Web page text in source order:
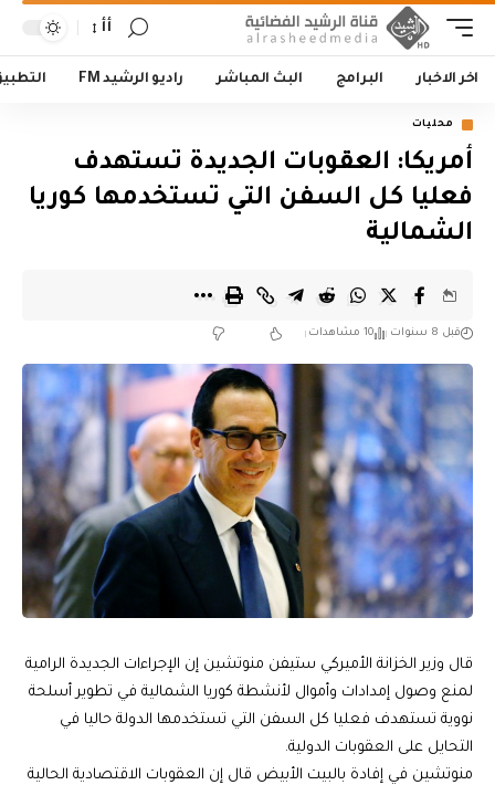
أأ
اخر الاخبار البرامج البث المباشر راديو الرشيد FM
محليات
أمريكا: العقوبات الجديدة تستهدف
فعليا كل السفن التي تستخدمها كوريا
الشمالية
قبل 8 سنوات 10 مشاهدات
قال وزير الخزانة الأميركي ستيفن منوتشين إن الإجراءات الجديدة الرامية
لمنع وصول إمدادات وأموال لأنشطة كوريا الشمالية في تطوير أسلحة
نووية تستهدف فعليا كل السفن التي تستخدمها الدولة حاليا في
التحايل على العقوبات الدولية.
منوتشين في إفادة بالبيت الأبيض قال إن العقوبات الاقتصادية الحالية